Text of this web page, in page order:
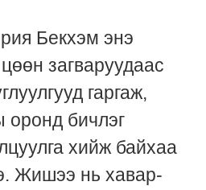
Бекхэм энэ
загваруудаас
гаргаж,
бичлэг
хийж байхаа
Жишээ нь хавар-